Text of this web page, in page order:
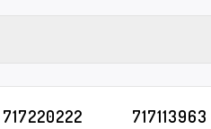
717220222
717113963